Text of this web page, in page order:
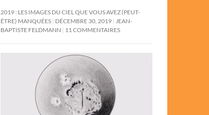
2019 : LES IMAGES DU CIEL QUE VOUS AVEZ (PEUT-
ÊTRE) MANQUÉES DÉCEMBRE 30, 2019 JEAN-
BAPTISTE FELDMANN
11 COMMENTAIRES